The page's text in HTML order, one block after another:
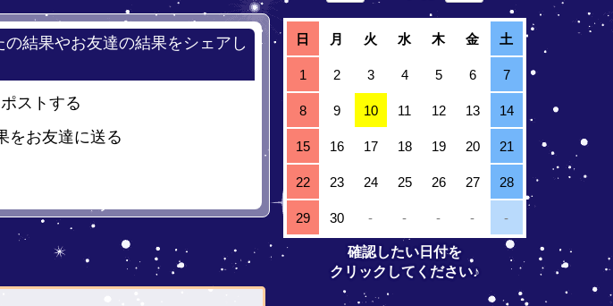
の結果やお友達の結果をシェアし
ストする
をお友達に送る
日 月 火 水 木 金 土
1 2 3 4 5 6 7
8 9 10 11 12 13 14
15 16 17 18 19 20 21
22 23 24 25 26 27 28
29 30 - - - - -
確認したい日付を
クリックしてください♪